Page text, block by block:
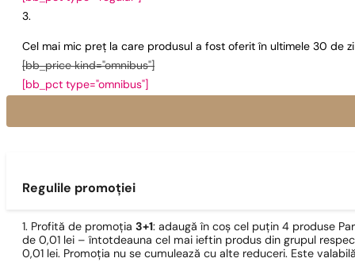
Cel mai mic preț la care produsul a fost oferit în ultimele 30 de
[bb_price kind="omnibus"]
[bb_pct type="omnibus"]
Regulile promoției
1. Profită de promoția 3+1: adaugă în coș cel puțin 4 produse
de 0,01 lei – întotdeauna cel mai ieftin produs din grupul
0,01 lei. Promoția nu se cumulează cu alte reduceri. Este